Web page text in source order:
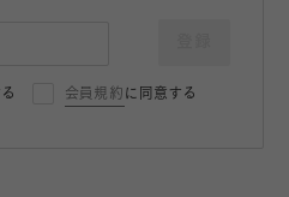
会員規約 に同意する